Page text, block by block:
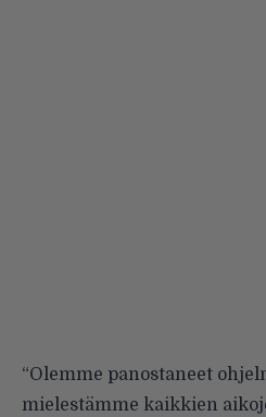
“Olemme panostaneet
mielestämme kaikkien